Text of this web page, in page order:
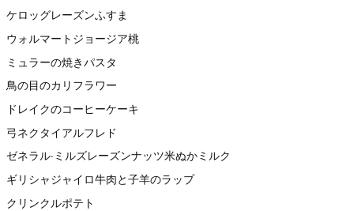
ケロッグレーズンふすま
ウォルマートジョージア桃
ミュラーの焼きパスタ
鳥の目のカリフラワー
ドレイクのコーヒーケーキ
弓ネクタイアルフレド
ゼネラル·ミルズレーズンナッツ米ぬかミルク
ギリシャジャイロ牛肉と子羊のラップ
クリンクルポテト